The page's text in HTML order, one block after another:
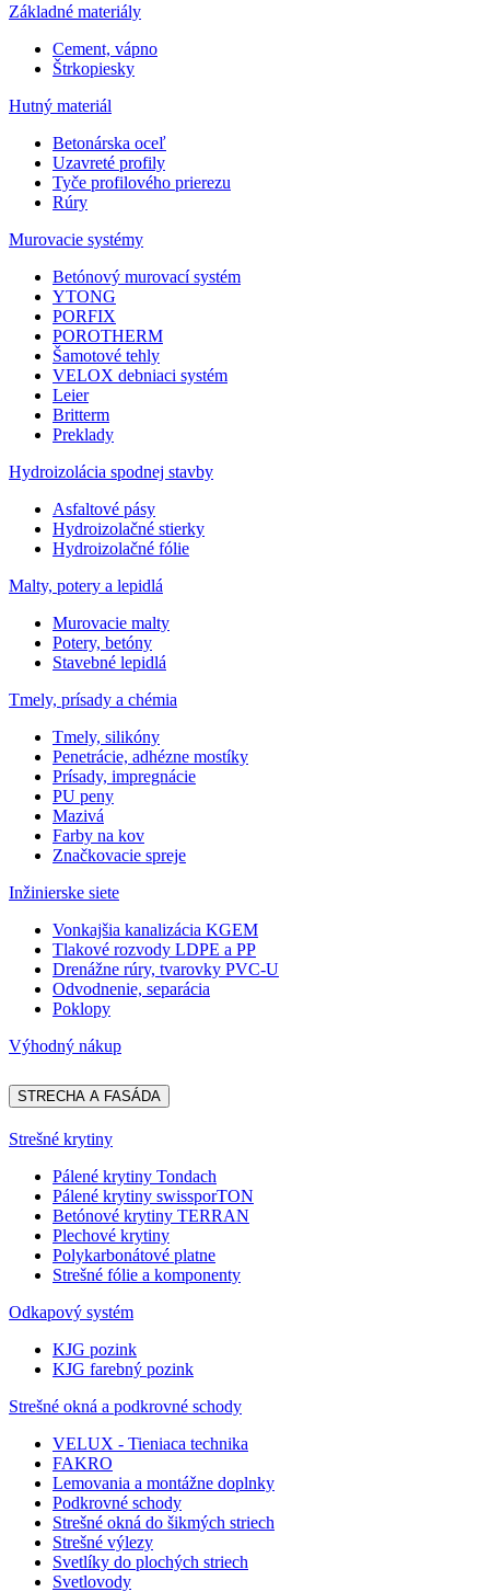
Základné materiály
Cement, vápno
Štrkopiesky
Hutný materiál
Betonárska oceľ
Uzavreté profily
Tyče profilového prierezu
Rúry
Murovacie systémy
Betónový murovací systém
YTONG
PORFIX
POROTHERM
Šamotové tehly
VELOX debniaci systém
Leier
Britterm
Preklady
Hydroizolácia spodnej stavby
Asfaltové pásy
Hydroizolačné stierky
Hydroizolačné fólie
Malty, potery a lepidlá
Murovacie malty
Potery, betóny
Stavebné lepidlá
Tmely, prísady a chémia
Tmely, silikóny
Penetrácie, adhézne mostíky
Prísady, impregnácie
PU peny
Mazivá
Farby na kov
Značkovacie spreje
Inžinierske siete
Vonkajšia kanalizácia KGEM
Tlakové rozvody LDPE a PP
Drenážne rúry, tvarovky PVC-U
Odvodnenie, separácia
Poklopy
Výhodný nákup
STRECHA A FASÁDA
Strešné krytiny
Pálené krytiny Tondach
Pálené krytiny swissporTON
Betónové krytiny TERRAN
Plechové krytiny
Polykarbonátové platne
Strešné fólie a komponenty
Odkapový systém
KJG pozink
KJG farebný pozink
Strešné okná a podkrovné schody
VELUX - Tieniaca technika
FAKRO
Lemovania a montážne doplnky
Podkrovné schody
Strešné okná do šikmých striech
Strešné výlezy
Svetlíky do plochých striech
Svetlovody